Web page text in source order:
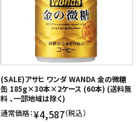
(SALE)アサヒ ワンダ WANDA 金の微糖
缶 185g×30本×2ケース (60本) (送料無
料 、一部地域は除く)
通常価格：¥4,587（税込）